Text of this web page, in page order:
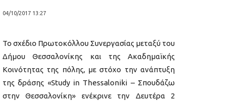
04/10/2017 13:27
Το σχέδιο Πρωτοκόλλου Συνεργασίας μεταξύ του
Δήμου Θεσσαλονίκης και της Ακαδημαϊκής
Κοινότητας της πόλης, με στόχο την ανάπτυξη
της δράσης «Study in Thessaloniki – Σπουδάζω
στην Θεσσαλονίκη» ενέκρινε την Δευτέρα 2